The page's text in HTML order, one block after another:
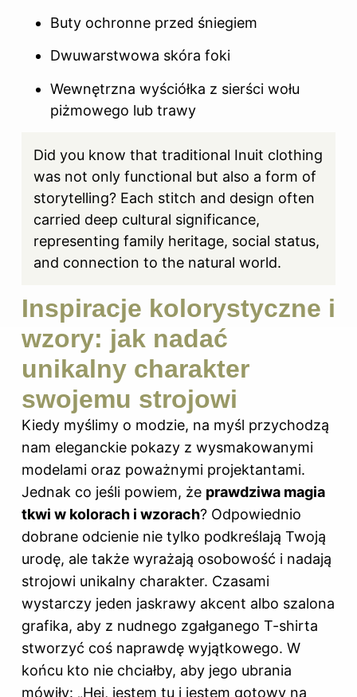
Buty ochronne przed śniegiem
Dwuwarstwowa skóra foki
Wewnętrzna wyściółka z sierści wołu
piżmowego lub trawy
Did you know that traditional Inuit clothing
was not only functional but also a form of
storytelling? Each stitch and design often
carried deep cultural significance,
representing family heritage, social status,
and connection to the natural world.
Inspiracje kolorystyczne i
wzory: jak nadać
unikalny charakter
swojemu strojowi
Kiedy myślimy o modzie, na myśl przychodzą
nam eleganckie pokazy z wysmakowanymi
modelami oraz poważnymi projektantami.
Jednak co jeśli powiem, że prawdziwa magia
tkwi w kolorach i wzorach? Odpowiednio
dobrane odcienie nie tylko podkreślają Twoją
urodę, ale także wyrażają osobowość i nadają
strojowi unikalny charakter. Czasami
wystarczy jeden jaskrawy akcent albo szalona
grafika, aby z nudnego zgałganego T-shirta
stworzyć coś naprawdę wyjątkowego. W
końcu kto nie chciałby, aby jego ubrania
mówiły: „Hej, jestem tu i jestem gotowy na